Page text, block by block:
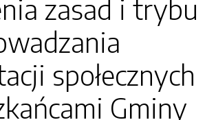
zasad i trybu
społecznych
Gminy